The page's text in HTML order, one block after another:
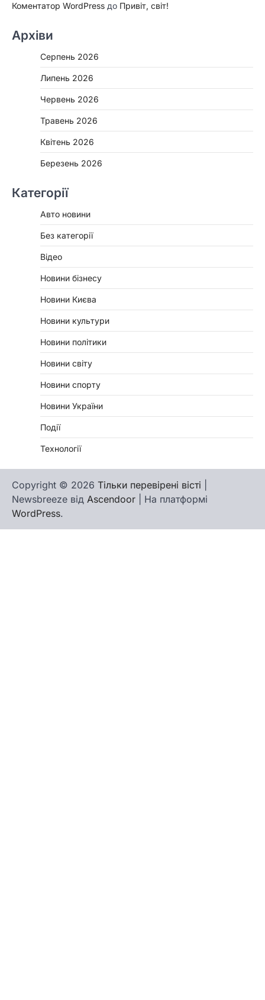
Коментатор WordPress до Привіт, світ!
Архіви
Серпень 2026
Липень 2026
Червень 2026
Травень 2026
Квітень 2026
Березень 2026
Категорії
Авто новини
Без категорії
Відео
Новини бізнесу
Новини Києва
Новини культури
Новини політики
Новини світу
Новини спорту
Новини України
Події
Технології
Copyright © 2026 Тільки перевірені вісті
Newsbreeze від Ascendoor | На платформі
WordPress.